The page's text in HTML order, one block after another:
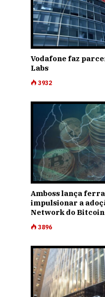
Vodafone faz
Labs
3932
Amboss lança
impulsionar a
Network do Bitcoin
3896